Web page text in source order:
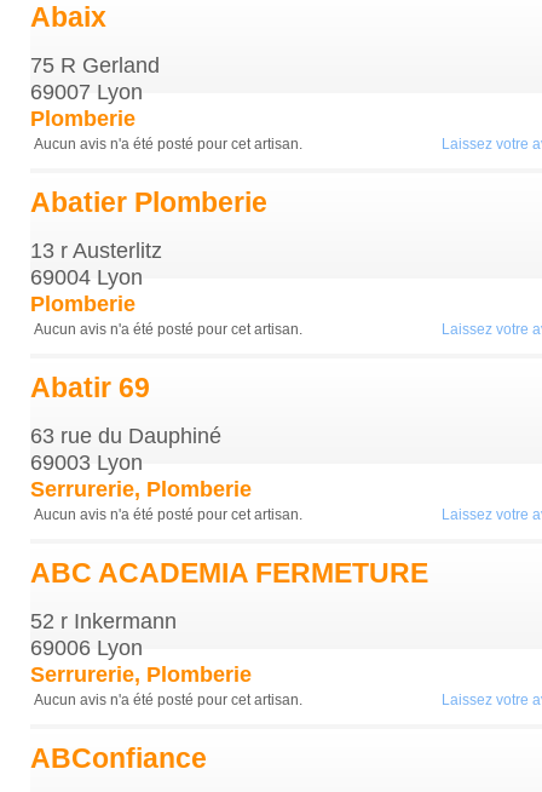
Abaix
75 R Gerland
69007 Lyon
Plomberie
Aucun avis n'a été posté pour cet artisan. Laissez votre
Abatier Plomberie
13 r Austerlitz
69004 Lyon
Plomberie
Aucun avis n'a été posté pour cet artisan. Laissez votre
Abatir 69
63 rue du Dauphiné
69003 Lyon
Serrurerie, Plomberie
Aucun avis n'a été posté pour cet artisan. Laissez votre
ABC ACADEMIA FERMETURE
52 r Inkermann
69006 Lyon
Serrurerie, Plomberie
Aucun avis n'a été posté pour cet artisan. Laissez votre
ABConfiance